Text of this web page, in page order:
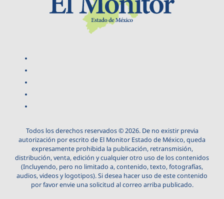
Todos los derechos reservados © 2026. De no existir previa
autorización por escrito de El Monitor Estado de México, queda
expresamente prohibida la publicación, retransmisión,
distribución, venta, edición y cualquier otro uso de los contenidos
(Incluyendo, pero no limitado a, contenido, texto, fotografías,
audios, videos y logotipos). Si desea hacer uso de este contenido
por favor envie una solicitud al correo arriba publicado.